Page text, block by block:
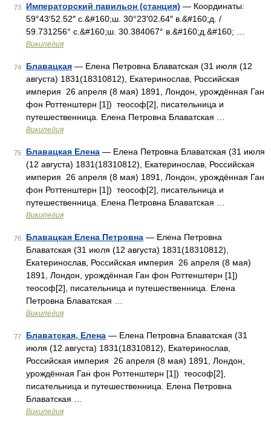
73 Императорский павильон (станция) — Координаты:
59°43′52.52″ с.&#160;ш. 30°23′02.64″ в.&#160;д. /
59.731256° с.&#160;ш. 30.384067° в.&#160;д.&#160; …
Википедия
74 Блавацкая — Елена Петровна Блаватская (31 июля (12
августа) 1831(18310812), Екатеринослав, Российская
империя 26 апреля (8 мая) 1891, Лондон, урождённая Ган
фон Роттенштерн [1]) теософ[2], писательница и
путешественница. Елена Петровна Блаватская …
Википедия
75 Блавацкая Елена — Елена Петровна Блаватская (31 июля
(12 августа) 1831(18310812), Екатеринослав, Российская
империя 26 апреля (8 мая) 1891, Лондон, урождённая Ган
фон Роттенштерн [1]) теософ[2], писательница и
путешественница. Елена Петровна Блаватская …
Википедия
76 Блавацкая Елена Петровна — Елена Петровна
Блаватская (31 июля (12 августа) 1831(18310812),
Екатеринослав, Российская империя 26 апреля (8 мая)
1891, Лондон, урождённая Ган фон Роттенштерн [1])
теософ[2], писательница и путешественница. Елена
Петровна Блаватская …
Википедия
77 Блаватская, Елена — Елена Петровна Блаватская (31
июля (12 августа) 1831(18310812), Екатеринослав,
Российская империя 26 апреля (8 мая) 1891, Лондон,
урождённая Ган фон Роттенштерн [1]) теософ[2],
писательница и путешественница. Елена Петровна
Блаватская …
Википедия